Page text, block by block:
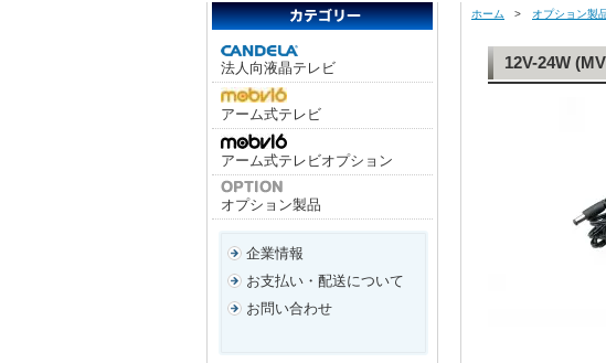
法人向液晶テレビ
アーム式テレビ
アーム式テレビオプション
オプション製品
企業情報
お支払い・配送について
お問い合わせ
ホーム > オプション製
12V-24W